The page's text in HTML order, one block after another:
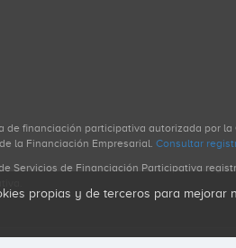
de financiación participativa autorizada por la
la Financiación Empresarial. Consultar
Servicios de Financiación Participativa
propias y de terceros para